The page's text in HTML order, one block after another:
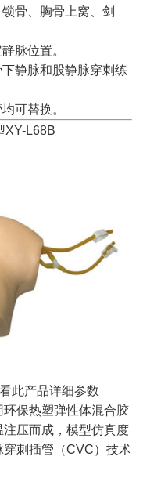
骨、胸骨上窝、剑
脉位置。
静脉和股静脉穿刺练
可替换。
XY-L68B
此产品详细参数
保热塑弹性体混合胶
压而成，模型仿真度
刺插管（CVC）技术